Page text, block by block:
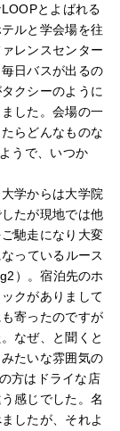
とよばれる
ルと学会場を往
レンスセンター
日バスが出るの
クシーのように
した。会場の一
らどんなものな
うで、いつか
学からは大学院
たが現地では他
馳走になり大変
っているルース
）。宿泊先のホ
クがありまして
寄ったのですが
なぜ、と聞くと
たいな雰囲気の
方はドライな店
感じでした。名
したが、それよ